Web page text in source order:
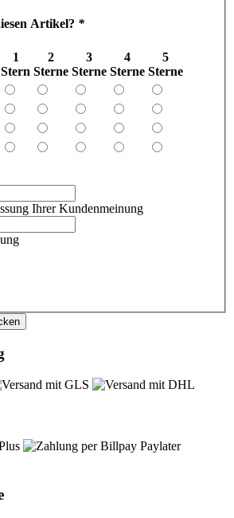
Artikel? *
1
Stern
2
Sterne
3
Sterne
4
Sterne
5
Sterne
Ihrer Kundenmeinung